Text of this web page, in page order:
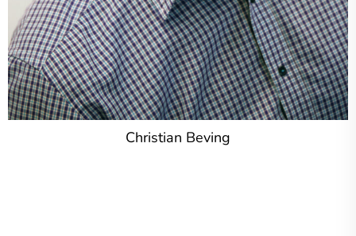
Christian Beving